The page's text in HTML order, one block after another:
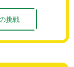
挑戦